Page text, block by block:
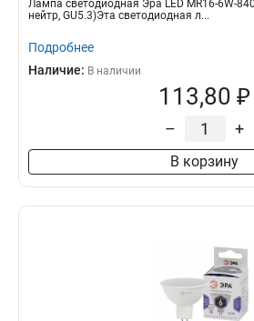
Лампа светодиодная Эра LED MR16-6W-
нейтр, GU5.3)Эта светодиодная л...
Подробнее
Наличие: В наличии
113,80 ₽
– +
В корзину